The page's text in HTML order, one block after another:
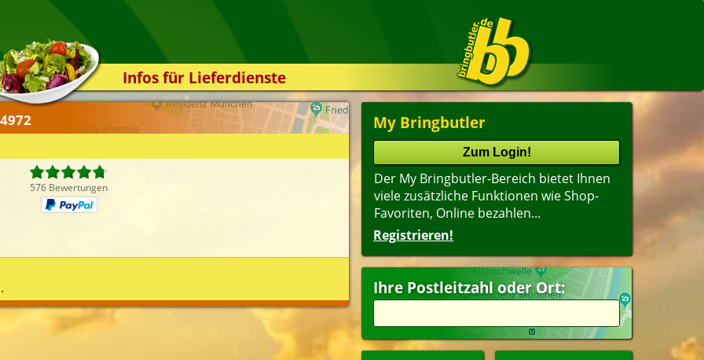
Infos für Lieferdienste
Kassensystem
Zuverlässigkeit
Styles
My Bringbutler
Der My Bringbutler-Bereich bietet Ihnen
viele zusätzliche Funktionen wie Shop-
Favoriten, Online bezahlen...
Registrieren!
Ihre Postleitzahl oder Ort:
576 Bewertungen